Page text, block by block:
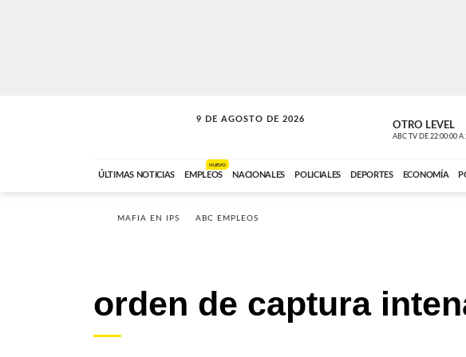
9 DE AGOSTO DE 2026
SOLO MÚSICA OTRO LEVEL
ABC TV DE 22:00:00 A
ÚLTIMAS NOTICIAS EMPLEOS
NUEVO
NACIONALES POLICIALES DEPORTES ECONOMÍA
MAFIA EN IPS ABC EMPLEOS
orden de captura